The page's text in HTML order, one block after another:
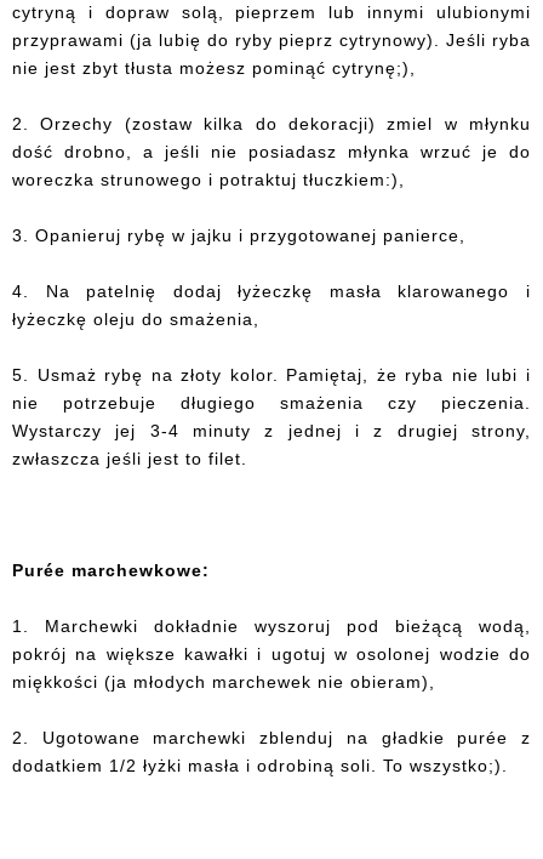
cytryną i dopraw solą, pieprzem lub innymi ulubionymi
przyprawami (ja lubię do ryby pieprz cytrynowy). Jeśli ryba
nie jest zbyt tłusta możesz pominąć cytrynę;),
2. Orzechy (zostaw kilka do dekoracji) zmiel w młynku
dość drobno, a jeśli nie posiadasz młynka wrzuć je do
woreczka strunowego i potraktuj tłuczkiem:),
3. Opanieruj rybę w jajku i przygotowanej panierce,
4. Na patelnię dodaj łyżeczkę masła klarowanego i
łyżeczkę oleju do smażenia,
5. Usmaż rybę na złoty kolor. Pamiętaj, że ryba nie lubi i
nie potrzebuje długiego smażenia czy pieczenia.
Wystarczy jej 3-4 minuty z jednej i z drugiej strony,
zwłaszcza jeśli jest to filet.
Purée marchewkowe:
1. Marchewki dokładnie wyszoruj pod bieżącą wodą,
pokrój na większe kawałki i ugotuj w osolonej wodzie do
miękkości (ja młodych marchewek nie obieram),
2. Ugotowane marchewki zblenduj na gładkie purée z
dodatkiem 1/2 łyżki masła i odrobiną soli. To wszystko;).